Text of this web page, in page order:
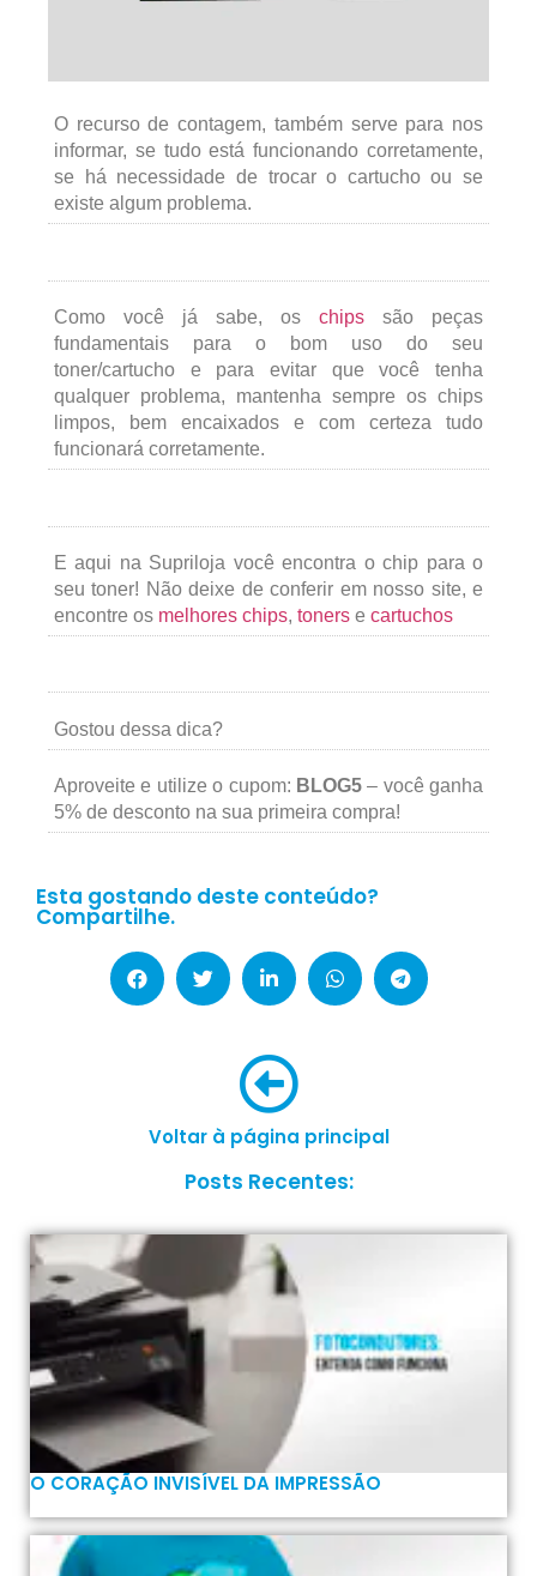
O recurso de contagem, também serve para nos
informar, se tudo está funcionando corretamente,
se há necessidade de trocar o cartucho ou se
existe algum problema.
Como você já sabe, os chips são peças
fundamentais para o bom uso do seu
toner/cartucho e para evitar que você tenha
qualquer problema, mantenha sempre os chips
limpos, bem encaixados e com certeza tudo
funcionará corretamente.
E aqui na Supriloja você encontra o chip para o
seu toner! Não deixe de conferir em nosso site, e
encontre os melhores chips, toners e cartuchos
Gostou dessa dica?
Aproveite e utilize o cupom: BLOG5– você ganha
5% de desconto na sua primeira compra!
Esta gostando deste conteúdo?
Compartilhe.
Voltar à página principal
Posts Recentes:
O CORAÇÃO INVISÍVEL DA IMPRESSÃO